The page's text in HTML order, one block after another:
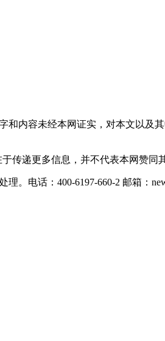
内容未经本网证实，对本文以及
传递更多信息，并不代表本网赞同
。电话：400-6197-660-2 邮箱：